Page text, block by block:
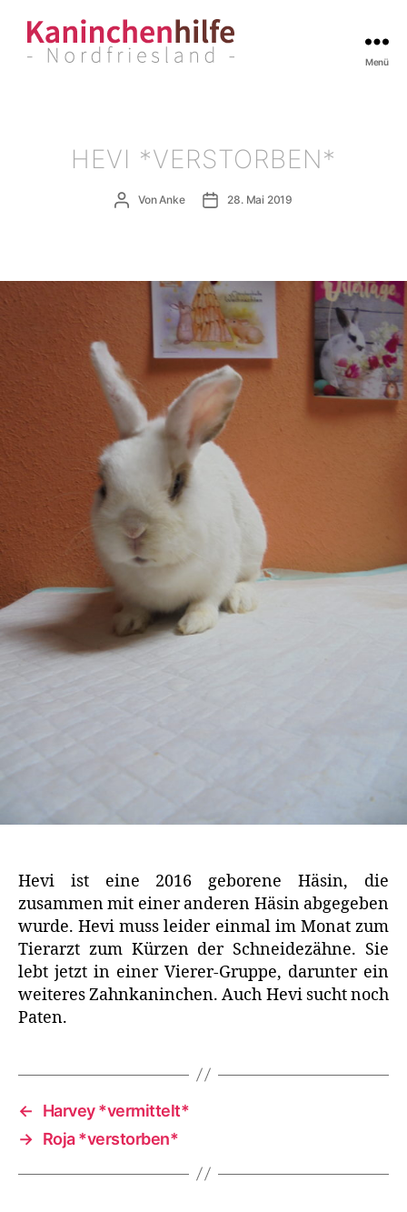
Menü
HEVI *VERSTORBEN*
Beitragsautor
VonAnke Veröffentlichungsdatum
28. Mai 2019
Hevi ist eine 2016 geborene Häsin, die
zusammen mit einer anderen Häsin abgegeben
wurde. Hevi muss leider einmal im Monat zum
Tierarzt zum Kürzen der Schneidezähne. Sie
lebt jetzt in einer Vierer-Gruppe, darunter ein
weiteres Zahnkaninchen. Auch Hevi sucht noch
Paten.
←
Harvey *vermittelt*
→ Roja *verstorben*